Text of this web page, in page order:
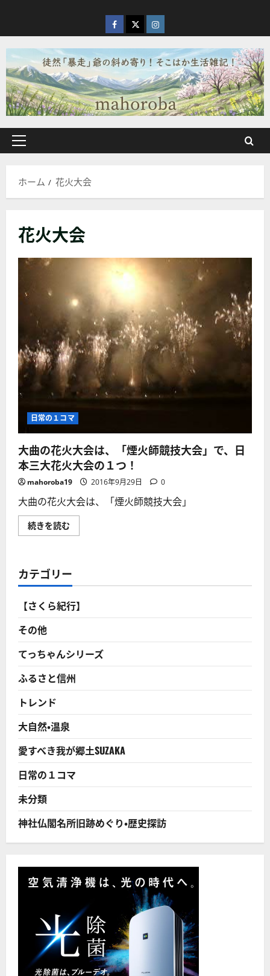
を
ス
キ
ッ
プ
facebook
X Instagram
メ
ン
ー
ホーム 花火大会
花火大会
日常の１コマ
大曲の花火大会は、「煙火師競技大会」で、日
本三大花火大会の１つ！
mahoroba19 2016年9月29日 0
大曲の花火大会は、「煙火師競技大会」
続きを読む
曲
会
は、
火
師
競
会」
で、
日
本
三
大
花
の
１
つ！
に
つ
い
て
さ
読
む
カテゴリー
【さくら紀行】
その他
てっちゃんシリーズ
ふるさと信州
トレンド
大自然・温泉
愛すべき我が郷土SUZAKA
日常の１コマ
未分類
神社仏閣名所旧跡めぐり・歴史探訪